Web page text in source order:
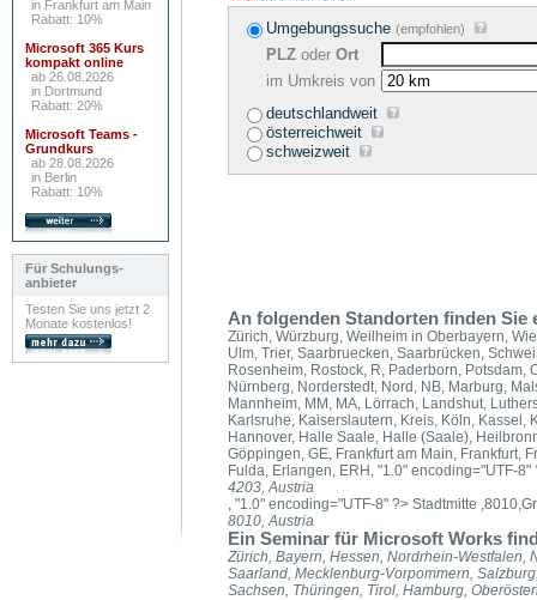
in Frankfurt am Main
Rabatt: 10%
Microsoft 365 Kurs
kompakt online
ab 26.08.2026
in Dortmund
Rabatt: 20%
Microsoft Teams -
Grundkurs
ab 28.08.2026
in Berlin
Rabatt: 10%
Für Schulungs-
anbieter
Testen Sie uns jetzt 2
Monate kostenlos!
Umgebungssuche (empfohlen)
PLZ oder Ort
im Umkreis von
deutschlandweit
österreichweit
schweizweit
An folgenden Standorten finden Sie
Zürich, Würzburg, Weilheim in Oberbayern,
Ulm, Trier, Saarbruecken, Saarbrücken,
Rosenheim, Rostock, R, Paderborn, Potsdam,
Nürnberg, Norderstedt, Nord, NB, Marburg,
Mannheim, MM, MA, Lörrach, Landshut,
Karlsruhe, Kaiserslautern, Kreis, Köln, Kassel,
Hannover, Halle Saale, Halle (Saale),
Göppingen, GE, Frankfurt am Main, Frankfurt,
Fulda, Erlangen, ERH, "1.0" encoding="UTF-8"
4203, Austria
, "1.0" encoding="UTF-8" ?> Stadtmitte
8010, Austria
Ein Seminar für Microsoft Works
Zürich, Bayern, Hessen, Nordrhein-Westfalen,
Saarland, Mecklenburg-Vorpommern,
Sachsen, Thüringen, Tirol, Hamburg,